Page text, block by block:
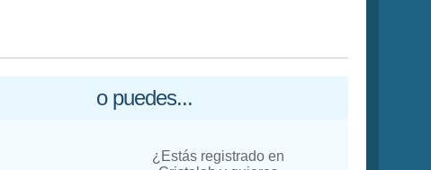
o puedes...
¿Estás registrado en